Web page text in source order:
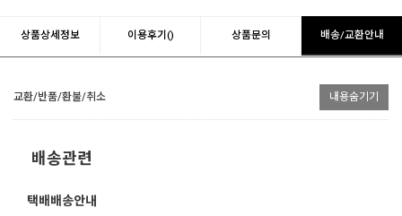
상품상세정보 이용후기() 상품문의 배송/교환안내
교환/반품/환불/취소 내용숨기기
배송관련
택배배송안내